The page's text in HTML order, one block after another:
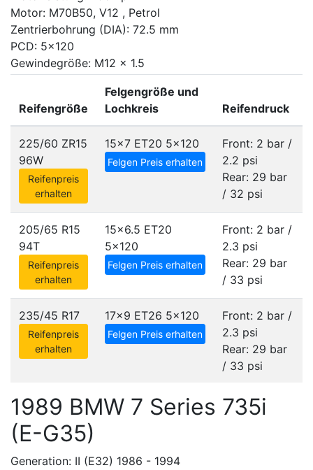
Motor: M70B50, V12 , Petrol
Zentrierbohrung (DIA): 72.5 mm
PCD: 5x120
Gewindegröße: M12 x 1.5
Reifengröße
Felgengröße und
Lochkreis
Reifendruck
225/60 ZR15
96W
Reifenpreis
erhalten
15x7 ET20 5x120
Felgen Preis erhalten
Front: 2 bar /
2.2 psi
Rear: 29 bar
/ 32 psi
205/65 R15
94T
Reifenpreis
erhalten
15x6.5 ET20
5x120
Felgen Preis erhalten
Front: 2 bar /
2.3 psi
Rear: 29 bar
/ 33 psi
235/45 R17
Reifenpreis
erhalten
17x9 ET26 5x120
Felgen Preis erhalten
Front: 2 bar /
2.3 psi
Rear: 29 bar
/ 33 psi
1989 BMW 7 Series 735i
(E-G35)
Generation: II (E32) 1986 - 1994